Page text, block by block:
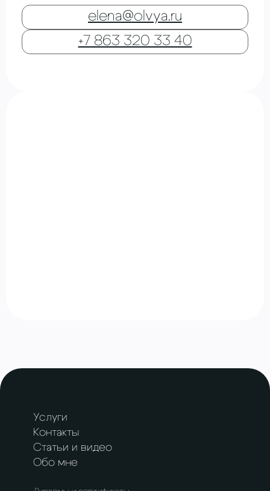
elena@olvya.ru
+7 863 320 33 40
Обо мне
Услуги
Контакты
Статьи и видео